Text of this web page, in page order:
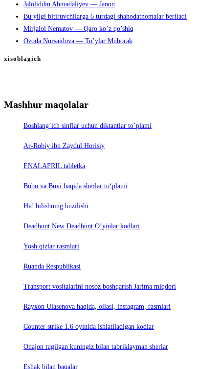
Jaloliddin Ahmadaliyev — Janon
Bu yilgi bitiruvchilarga 6 turdagi shahodatnomalar beriladi
Mirjalol Nematov — Qaro ko’z qo’shiq
Ozoda Nursaidova — To’ylar Muborak
xisoblagich
Mashhur maqolalar
Boshlang’ich sinflar uchun diktantlar to’plami
Ar-Robiy ibn Zaydul Horisiy
ENALAPRIL tabletka
Bobo va Buvi haqida sherlar to‘plami
Hid bilishning buzilishi
Deadhunt New Deadhunt O’yinlar kodlari
Yosh qizlar rasmlari
Ruanda Respublikasi
Trаnsport vositаlаrini nosoz boshqаrish Jаrimа miqdori
Rayxon Ulasenova haqida, oilasi, instagram, rasmlari
Counter strike 1.6 oyinida ishlatiladigan kodlar
Onajon tugilgan kuningiz bilan tabriklayman sherlar
Eshak bilan baqalar